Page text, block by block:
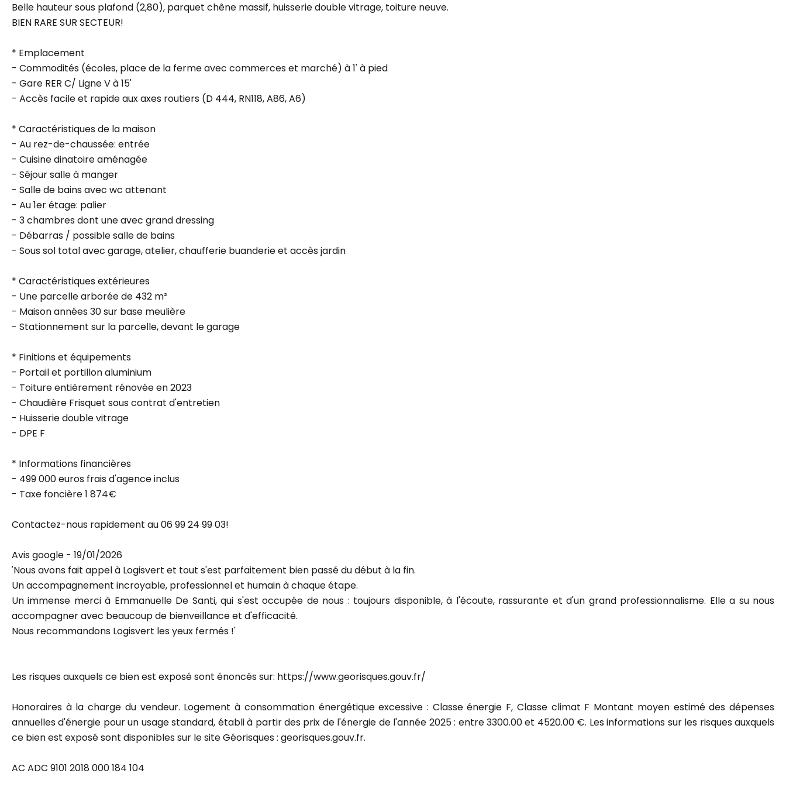
Belle hauteur sous plafond (2,80), parquet chêne massif, huisserie double vitrage, toiture neuve.
BIEN RARE SUR SECTEUR!
* Emplacement
- Commodités (écoles, place de la ferme avec commerces et marché) à 1' à pied
- Gare RER C/ Ligne V à 15'
- Accès facile et rapide aux axes routiers (D 444, RN118, A86, A6)
* Caractéristiques de la maison
- Au rez-de-chaussée: entrée
- Cuisine dinatoire aménagée
- Séjour salle à manger
- Salle de bains avec wc attenant
- Au 1er étage: palier
- 3 chambres dont une avec grand dressing
- Débarras / possible salle de bains
- Sous sol total avec garage, atelier, chaufferie buanderie et accès jardin
* Caractéristiques extérieures
- Une parcelle arborée de 432 m²
- Maison années 30 sur base meulière
- Stationnement sur la parcelle, devant le garage
* Finitions et équipements
- Portail et portillon aluminium
- Toiture entièrement rénovée en 2023
- Chaudière Frisquet sous contrat d'entretien
- Huisserie double vitrage
- DPE F
* Informations financières
- 499 000 euros frais d'agence inclus
- Taxe foncière 1 874€
Contactez-nous rapidement au 06 99 24 99 03!
Avis google - 19/01/2026
'Nous avons fait appel à Logisvert et tout s'est parfaitement bien passé du début à la fin.
Un accompagnement incroyable, professionnel et humain à chaque étape.
Un immense merci à Emmanuelle De Santi, qui s'est occupée de nous : toujours disponible, à l'écoute, rassurante et d'un grand professionnalisme. Elle a su nous
accompagner avec beaucoup de bienveillance et d'efficacité.
Nous recommandons Logisvert les yeux fermés !'
Les risques auxquels ce bien est exposé sont énoncés sur: https://www.georisques.gouv.fr/
Honoraires à la charge du vendeur. Logement à consommation énergétique excessive : Classe énergie F, Classe climat F Montant moyen estimé des dépenses
annuelles d'énergie pour un usage standard, établi à partir des prix de l'énergie de l'année 2025 : entre 3300.00 et 4520.00 €. Les informations sur les risques auxquels
ce bien est exposé sont disponibles sur le site Géorisques : georisques.gouv.fr.
AC ADC 9101 2018 000 184 104